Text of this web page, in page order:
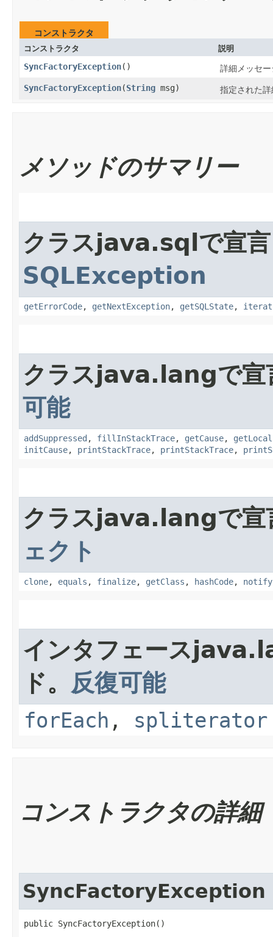
コンストラクタ
コンストラクタ 説明
SyncFactoryException()
詳細メッセ
SyncFactoryException​(String msg) 指定された
メソッドのサマリー
クラスjava.sqlで宣言
SQLException
getErrorCode, getNextException, getSQLState,
クラスjava.langで宣
可能
addSuppressed , fillInStackTrace, getCause,
initCause, printStackTrace, printStackTrace,
クラスjava.langで宣
ェクト
clone, equals , finalize, getClass , hashCode, notify
インタフェース
ド。 反復可能
forEach , spliterator
コンストラクタの詳細
SyncFactoryException
public SyncFactoryException()